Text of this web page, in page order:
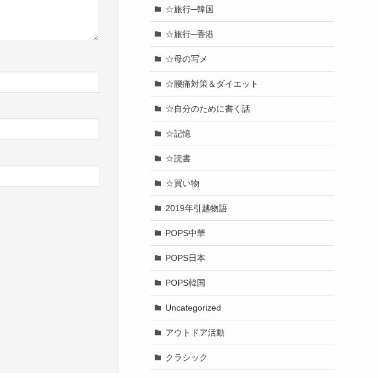
☆旅行─韓国
☆旅行─香港
☆母の写メ
☆腰痛対策＆ダイエット
☆自分のために書く話
☆記憶
☆読書
☆買い物
2019年引越物語
POPS中華
POPS日本
POPS韓国
Uncategorized
アウトドア活動
クラシック